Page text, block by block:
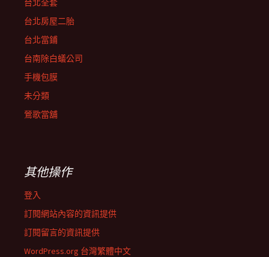
台北全套
台北房屋二胎
台北當鋪
台南除白蟻公司
手機包膜
未分類
鶯歌當舖
其他操作
登入
訂閱網站內容的資訊提供
訂閱留言的資訊提供
WordPress.org 台灣繁體中文